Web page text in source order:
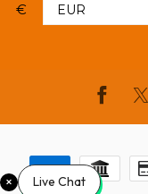
€
Live Chat